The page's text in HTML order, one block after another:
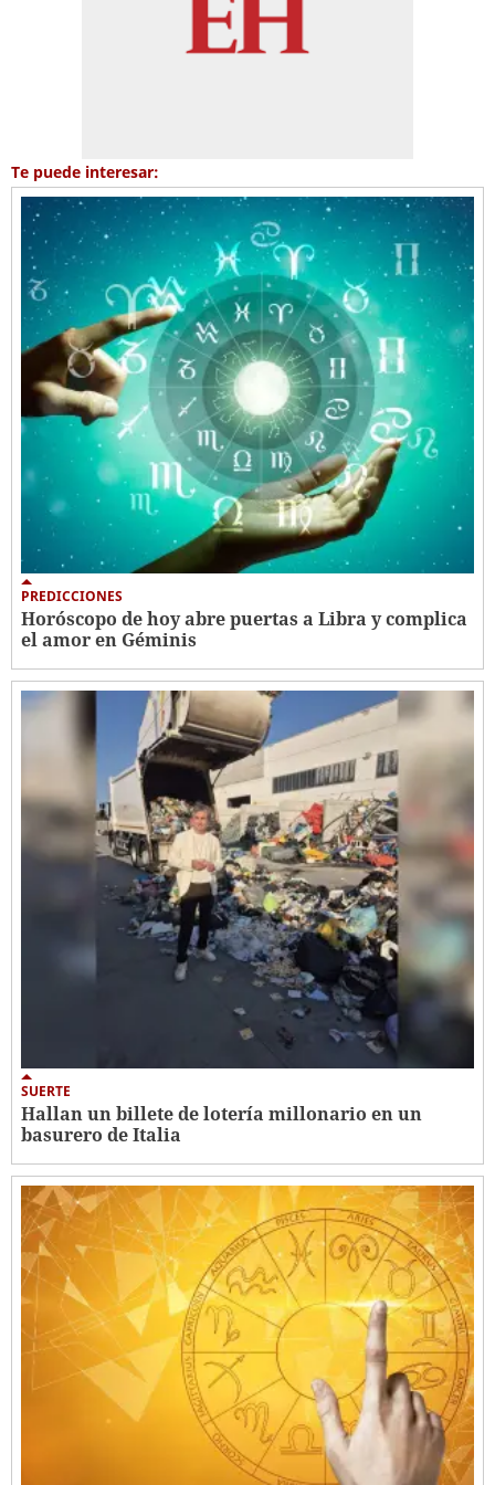
Te puede interesar:
PREDICCIONES
Horóscopo de hoy abre puertas a Libra y complica
el amor en Géminis
SUERTE
Hallan un billete de lotería millonario en un
basurero de Italia